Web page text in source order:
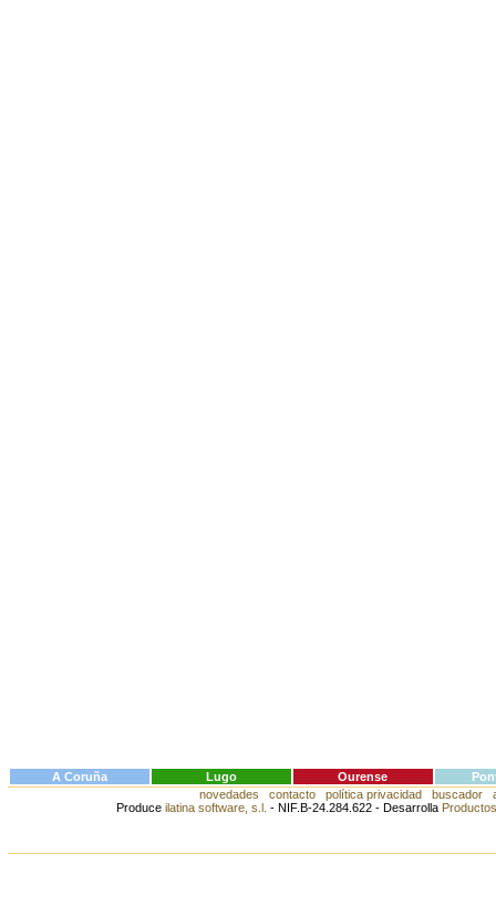
A Coruña Lugo Ourense
novedades
contacto política privacidad buscador
Produce ilatina software, s.l. - NIF.B-24.284.622 - Desarrolla